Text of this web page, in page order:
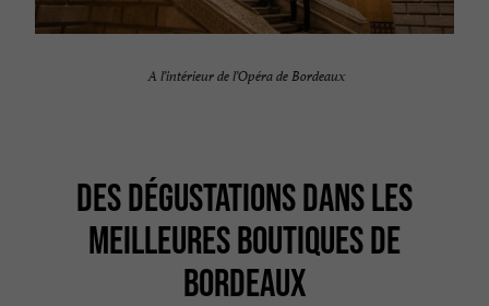
A l’intérieur de l’Opéra de Bordeaux
DES DÉGUSTATIONS DANS LES
MEILLEURES BOUTIQUES DE
BORDEAUX